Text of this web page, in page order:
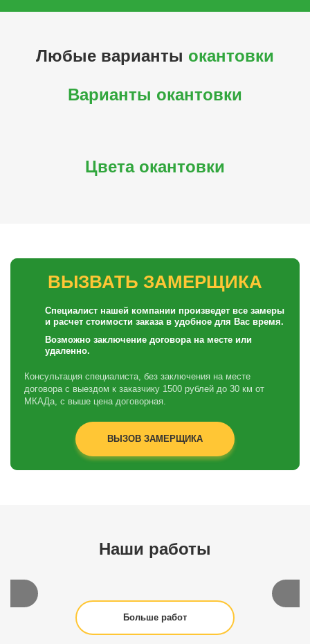
Любые варианты окантовки
Варианты окантовки
Цвета окантовки
ВЫЗВАТЬ ЗАМЕРЩИКА
Специалист нашей компании произведет все замеры
и расчет стоимости заказа в удобное для Вас время.
Возможно заключение договора на месте или
удаленно.
Консультация специалиста, без заключения на месте
договора с выездом к заказчику 1500 рублей до 30 км от
МКАДа, с выше цена договорная.
ВЫЗОВ ЗАМЕРЩИКА
Наши работы
Больше работ